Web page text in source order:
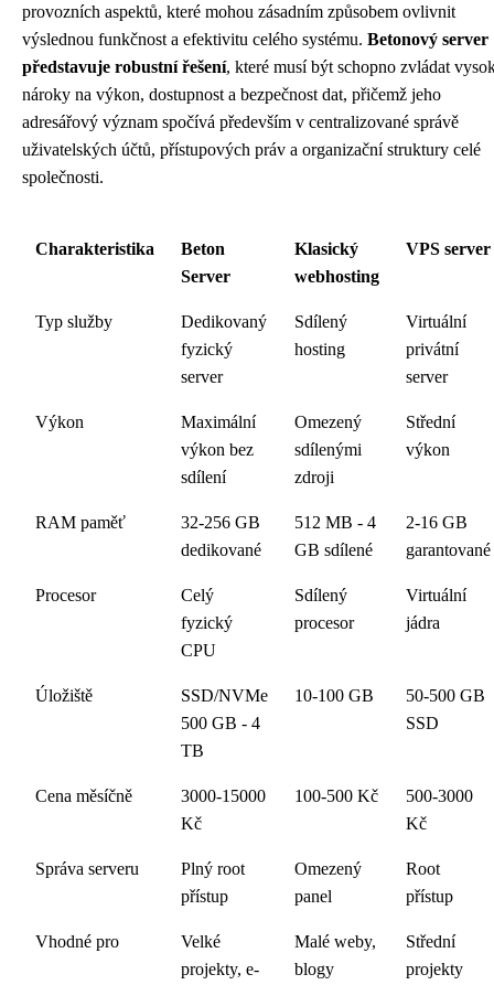
provozních aspektů, které mohou zásadním způsobem ovlivnit
výslednou funkčnost a efektivitu celého systému. Betonový server
představuje robustní řešení, které musí být schopno zvládat
nároky na výkon, dostupnost a bezpečnost dat, přičemž jeho
adresářový význam spočívá především v centralizované správě
uživatelských účtů, přístupových práv a organizační struktury celé
společnosti.
Charakteristika
Beton
Server
Klasický
webhosting
VPS server
Typ služby
Dedikovaný
fyzický
server
Sdílený
hosting
Virtuální
privátní
server
Výkon
Maximální
výkon bez
sdílení
Omezený
sdílenými
zdroji
Střední
výkon
RAM paměť
32-256 GB
dedikované
512 MB - 4
GB sdílené
2-16 GB
garantované
Procesor
Celý
fyzický
CPU
Sdílený
procesor
Virtuální
jádra
Úložiště
SSD/NVMe
500 GB - 4
TB
10-100 GB
50-500 GB
SSD
Cena měsíčně
3000-15000
Kč
100-500 Kč
500-3000
Kč
Správa serveru
Plný root
přístup
Omezený
panel
Root
přístup
Vhodné pro
Velké
projekty, e-
Malé weby,
blogy
Střední
projekty